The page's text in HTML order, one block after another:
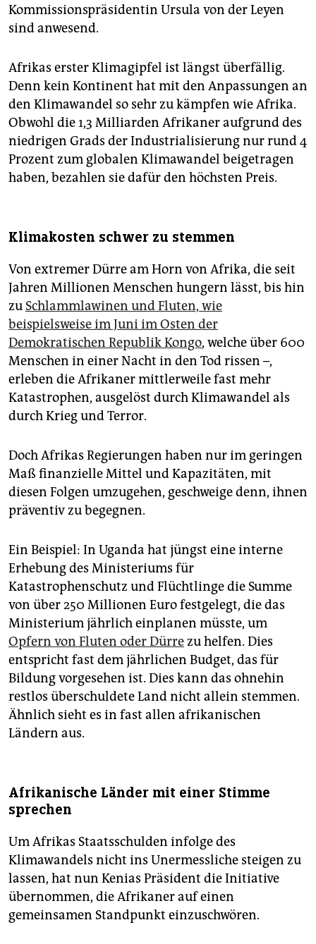
Kommissionspräsidentin Ursula von der Leyen
sind anwesend.
Afrikas erster Klimagipfel ist längst überfällig.
Denn kein Kontinent hat mit den Anpassungen an
den Klimawandel so sehr zu kämpfen wie Afrika.
Obwohl die 1,3 Milliarden Afrikaner aufgrund des
niedrigen Grads der Industrialisierung nur rund 4
Prozent zum globalen Klimawandel beigetragen
haben, bezahlen sie dafür den höchsten Preis.
Klimakosten schwer zu stemmen
Von extremer Dürre am Horn von Afrika, die seit
Jahren Millionen Menschen hungern lässt, bis hin
zu Schlammlawinen und Fluten, wie
beispielsweise im Juni im Osten der
Demokratischen Republik Kongo, welche über 600
Menschen in einer Nacht in den Tod rissen –,
erleben die Afrikaner mittlerweile fast mehr
Katastrophen, ausgelöst durch Klimawandel als
durch Krieg und Terror.
Doch Afrikas Regierungen haben nur im geringen
Maß finanzielle Mittel und Kapazitäten, mit
diesen Folgen umzugehen, geschweige denn, ihnen
präventiv zu begegnen.
Ein Beispiel: In Uganda hat jüngst eine interne
Erhebung des Ministeriums für
Katastrophenschutz und Flüchtlinge die Summe
von über 250 Millionen Euro festgelegt, die das
Ministerium jährlich einplanen müsste, um
Opfern von Fluten oder Dürrezu helfen. Dies
entspricht fast dem jährlichen Budget, das für
Bildung vorgesehen ist. Dies kann das ohnehin
restlos überschuldete Land nicht allein stemmen.
Ähnlich sieht es in fast allen afrikanischen
Ländern aus.
Afrikanische Länder mit einer Stimme
sprechen
Um Afrikas Staatsschulden infolge des
Klimawandels nicht ins Unermessliche steigen zu
lassen, hat nun Kenias Präsident die Initiative
übernommen, die Afrikaner auf einen
gemeinsamen Standpunkt einzuschwören.